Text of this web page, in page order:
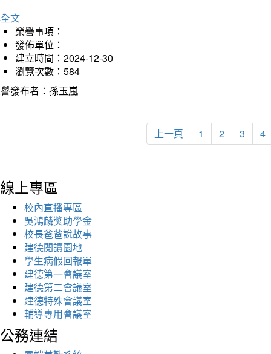
文
榮譽事項：
發佈單位：
建立時間：2024-12-30
瀏覽次數：584
發布者：孫玉嵐
上一頁 1 2 3 4
線上專區
校內直播專區
吳鴻麟獎助學金
校長爸爸說故事
建德閱讀園地
學生病假回報單
建德第一會議室
建德第二會議室
建德特殊會議室
輔導專用會議室
公務連結